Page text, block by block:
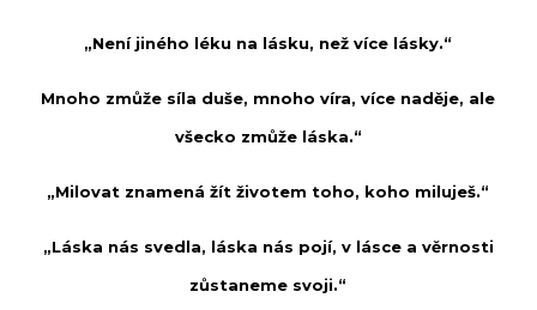
„Není jiného léku na lásku, než více lásky.“
Mnoho zmůže síla duše, mnoho víra, více naděje, ale
všecko zmůže láska.“
„Milovat znamená žít životem toho, koho miluješ.“
„Láska nás svedla, láska nás pojí, v lásce a věrnosti
zůstaneme svoji.“